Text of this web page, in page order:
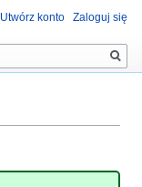
Utwórz konto Zaloguj się